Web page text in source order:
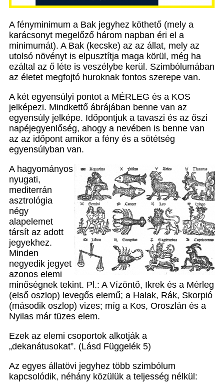
A fényminimum a Bak jegyhez köthető (mely a
karácsonyt megelőző három napban éri el a
minimumát). A Bak (kecske) az az állat, mely az
utolsó növényt is elpusztítja maga körül, még ha
ezáltal az ő léte is veszélybe kerül. Szimbólumában
az életet megfojtó huroknak fontos szerepe van.
A két egyensúlyi pontot a MÉRLEG és a KOS
jelképezi. Mindkettő ábrájában benne van az
egyensúly jelképe. Időpontjuk a tavaszi és az őszi
napéjegyenlőség, ahogy a nevében is benne van
az az időpont amikor a fény és a sötétség
egyensúlyban van.
A hagyományos
nyugati,
mediterrán
asztrológia
négy
alapelemet
társít az adott
jegyekhez.
Minden
negyedik jegyet
azonos elemi
minőségnek tekint. Pl.: A Vízöntő, Ikrek és a Mérleg
(első oszlop) levegős elemű; a Halak, Rák, Skorpió
(második oszlop) vizes; míg a Kos, Oroszlán és a
Nyilas már tüzes elem.
Ezek az elemi csoportok alkotják a
„dekanátusokat”. (Lásd Függelék 5)
Az egyes állatövi jegyhez több szimbólum
kapcsolódik, néhány közülük a teljesség nélkül: